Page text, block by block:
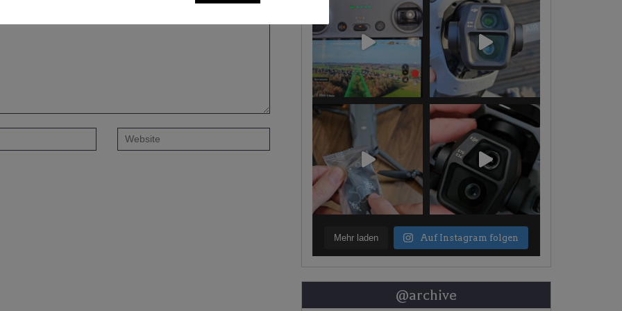
Mehr laden Auf Instagram folgen
@archive